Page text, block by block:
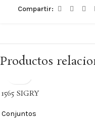
Compartir:
Productos
1565 SIGRY
Conjuntos